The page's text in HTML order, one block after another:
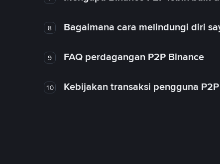
8 Bagaimana cara melindungi diri
9 FAQ perdagangan P2P Binance
10 Kebijakan transaksi pengguna P2P